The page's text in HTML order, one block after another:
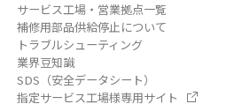
サービス工場・営業拠点一覧
補修用部品供給停止について
トラブルシューティング
業界豆知識
SDS（安全データシート）
指定サービス工場様専用サイト